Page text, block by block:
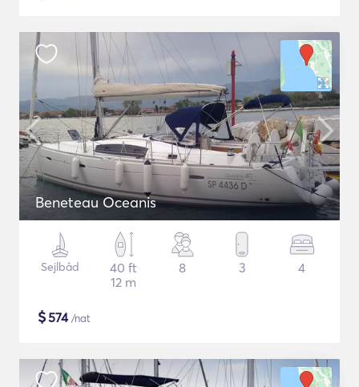
Beneteau Oceanis
Sejlbåd
40 ft
12 m
8 3 4
$574/nat